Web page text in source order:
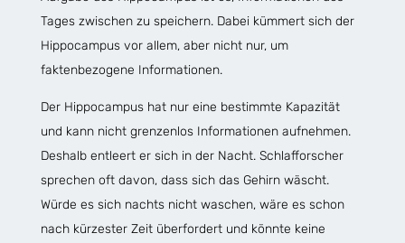
Tages zwischen zu speichern. Dabei kümmert sich der
Hippocampus vor allem, aber nicht nur, um
faktenbezogene Informationen.
Der Hippocampus hat nur eine bestimmte Kapazität
und kann nicht grenzenlos Informationen aufnehmen.
Deshalb entleert er sich in der Nacht. Schlafforscher
sprechen oft davon, dass sich das Gehirn wäscht.
Würde es sich nachts nicht waschen, wäre es schon
nach kürzester Zeit überfordert und könnte keine